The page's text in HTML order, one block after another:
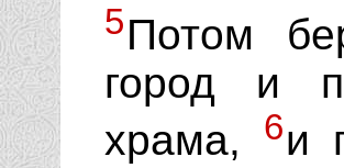
5Потом
город и
храма,
6и